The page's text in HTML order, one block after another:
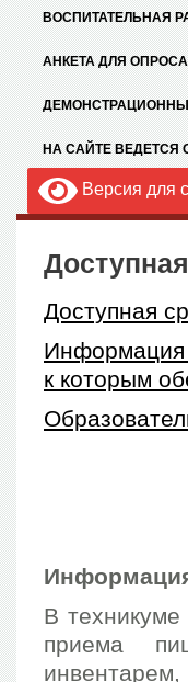
ВОСПИТАТЕЛЬНАЯ
АНКЕТА ДЛЯ
НА САЙТЕ
Версия для
Доступная
Информация
к которым
В
приема